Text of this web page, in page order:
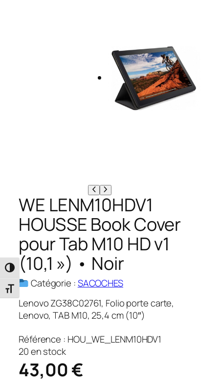
Passer en contraste élevé
Changer la taille de la police
WE LENM10HDV1
HOUSSE Book Cover
pour Tab M10 HD v1
(10,1 ») • Noir
Catégorie :SACOCHES
Lenovo ZG38C02761, Folio porte carte,
Lenovo, TAB M10, 25,4 cm (10″)
Référence : HOU_WE_LENM10HDV1
20 en stock
43,00€